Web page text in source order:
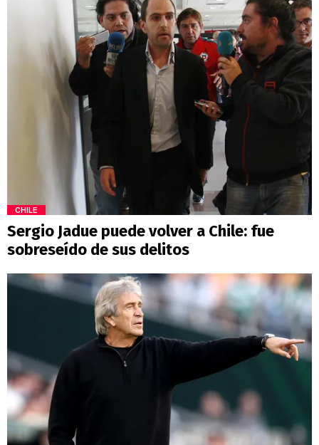
CHILE
Sergio Jadue puede volver a Chile: fue
sobreseído de sus delitos